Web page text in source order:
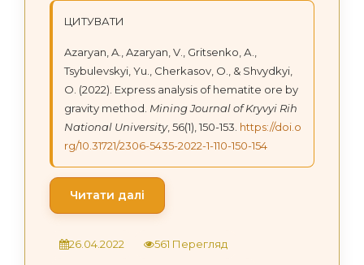
ЦИТУВАТИ
Azaryan, A., Azaryan, V., Gritsenko, А.,
Tsybulevskyi, Yu., Cherkasov, O., & Shvydkyi,
О. (2022). Express analysis of hematite ore by
gravity method. Mining Journal of Kryvyi Rih
National University, 56(1), 150-153. https://doi.o
rg/10.31721/2306-5435-2022-1-110-150-154
Читати далі
26.04.2022 561 Перегляд